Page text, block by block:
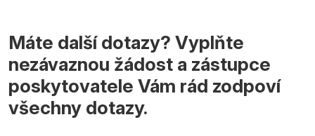
Máte další dotazy? Vyplňte
nezávaznou žádost a zástupce
poskytovatele Vám rád zodpoví
všechny dotazy.